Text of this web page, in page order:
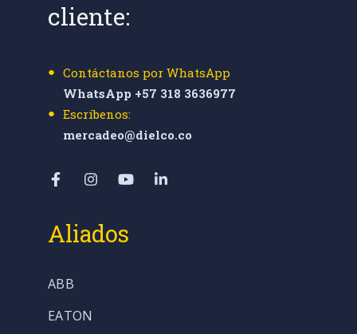
cliente:
Contáctanos por WhatsApp
WhatsApp +57 318 3636977
Escríbenos:
mercadeo@dielco.co
Aliados
ABB
EATON